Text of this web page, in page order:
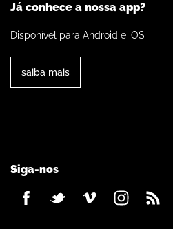
Já conhece a nossa app?
Disponível para Android e iOS
saiba mais
Siga-nos